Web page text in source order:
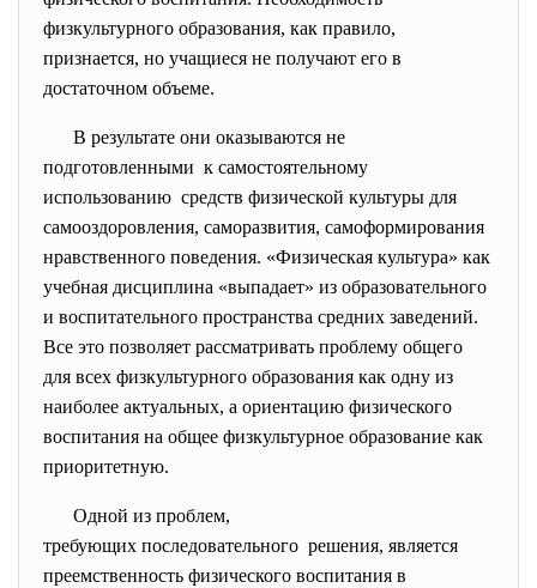
физкультурного образования, как правило,
признается, но учащиеся не получают его в
достаточном объеме.
В результате они оказываются не
подготовленными к самостоятельному
использованию средств физической культуры для
самооздоровления, саморазвития, самоформирования
нравственного поведения. «Физическая культура» как
учебная дисциплина «выпадает» из образовательного
и воспитательного пространства средних заведений.
Все это позволяет рассматривать проблему общего
для всех физкультурного образования как одну из
наиболее актуальных, а ориентацию физического
воспитания на общее физкультурное образование как
приоритетную.
Одной из проблем,
требующих последовательного решения, является
преемственность физического воспитания в